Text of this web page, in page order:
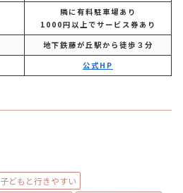
隣に有料駐車場あり
1000円以上でサービス券あり
地下鉄藤が丘駅から徒歩３分
公式HP
子どもと行きやすい